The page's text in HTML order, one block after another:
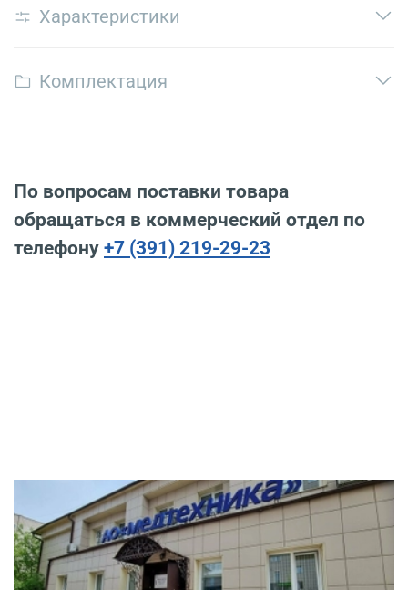
Характеристики
Комплектация
По вопросам поставки товара
обращаться в коммерческий отдел по
телефону +7 (391) 219-29-23